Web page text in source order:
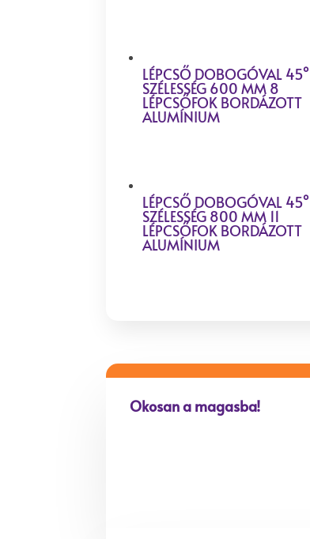
LÉPCSŐ DOBOGÓVAL 45°
SZÉLESSÉG 600 MM 8
LÉPCSŐFOK BORDÁZOTT
ALUMÍNIUM
LÉPCSŐ DOBOGÓVAL 45°
SZÉLESSÉG 800 MM 11
LÉPCSŐFOK BORDÁZOTT
ALUMÍNIUM
Okosan a magasba!